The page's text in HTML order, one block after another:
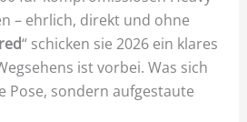
– ehrlich, direkt und ohne
“ schicken sie 2026 ein klares
ist vorbei. Was sich
Pose, sondern aufgestaute